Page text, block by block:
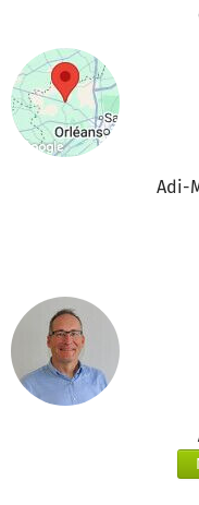
anonyme und
erreichbar bleibt.
Maßnahmen zur
durch eure Beiträge
So schafft ihr mit uns
Unterstützung – für
Wir danken euch
Adi-